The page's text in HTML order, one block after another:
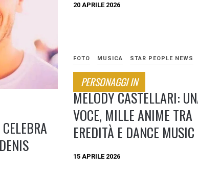
20 APRILE 2026
FOTO MUSICA STAR PEOPLE NEWS
PERSONAGGI IN
MELODY CASTELLARI:
VOCE, MILLE ANIME TRA
EREDITÀ E DANCE MUSIC
15 APRILE 2026